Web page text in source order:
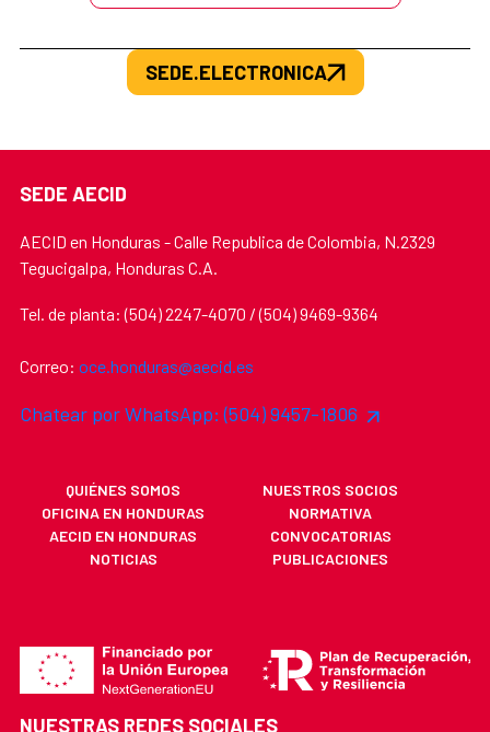
SEDE.ELECTRONICA
SEDE AECID
AECID en Honduras - Calle Republica de Colombia, N.2329
Tegucigalpa, Honduras C.A.
Tel. de planta: (504) 2247-4070 / (504) 9469-9364
Correo: oce.honduras@aecid.es
Chatear por WhatsApp: (504) 9457-1806
QUIÉNES SOMOS
NUESTROS SOCIOS
OFICINA EN HONDURAS
NORMATIVA
AECID EN HONDURAS
CONVOCATORIAS
NOTICIAS
PUBLICACIONES
NUESTRAS REDES SOCIALES